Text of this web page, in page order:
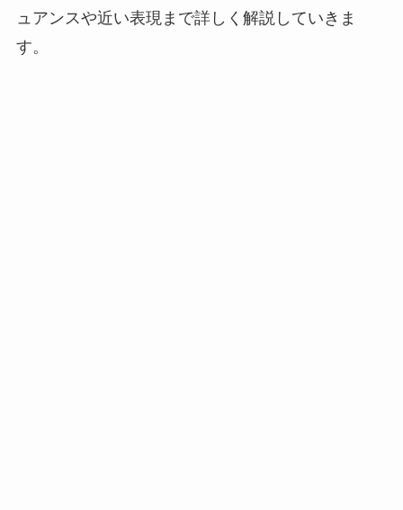
ュアンスや近い表現まで詳しく解説していきま
す。